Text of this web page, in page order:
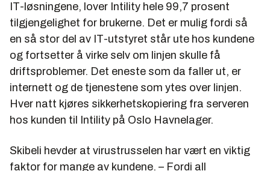
IT-løsningene, lover Intility hele 99,7 prosent
tilgjengelighet for brukerne. Det er mulig fordi så
en så stor del av IT-utstyret står ute hos kundene
og fortsetter å virke selv om linjen skulle få
driftsproblemer. Det eneste som da faller ut, er
internett og de tjenestene som ytes over linjen.
Hver natt kjøres sikkerhetskopiering fra serveren
hos kunden til Intility på Oslo Havnelager.
Skibeli hevder at virustrusselen har vært en viktig
faktor for mange av kundene. – Fordi all